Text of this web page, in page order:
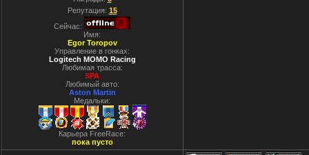
Репутация: 15
Сейчас:
Имя:
Egor Toropov
Управление в гонках:
Logitech MOMO Racing
Любимая трасса:
SPA
Любимый авто:
Aston Martin
Медальки:
Карьера FreeRace:
пока пусто